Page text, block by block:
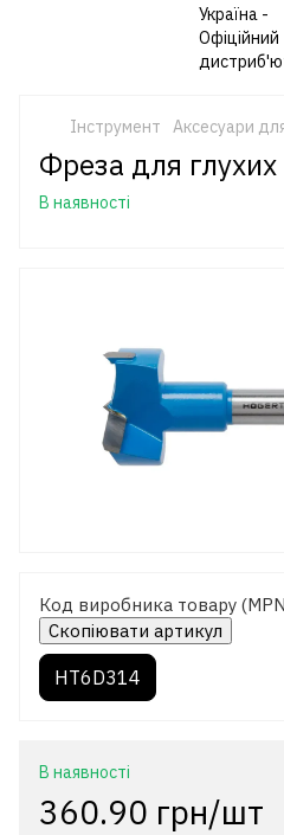
Інструмент Аксесуари
Фреза для
В наявності
Код виробника товару
Скопіювати артикул
HT6D314
В наявності
360.90 грн/шт